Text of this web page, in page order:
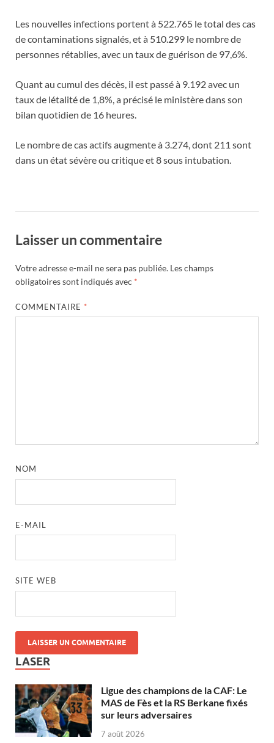
Les nouvelles infections portent à 522.765 le total des cas
de contaminations signalés, et à 510.299 le nombre de
personnes rétablies, avec un taux de guérison de 97,6%.
Quant au cumul des décès, il est passé à 9.192 avec un
taux de létalité de 1,8%, a précisé le ministère dans son
bilan quotidien de 16 heures.
Le nombre de cas actifs augmente à 3.274, dont 211 sont
dans un état sévère ou critique et 8 sous intubation.
Laisser un commentaire
Votre adresse e-mail ne sera pas publiée. Les champs
obligatoires sont indiqués avec *
COMMENTAIRE *
NOM
E-MAIL
SITE WEB
LASER
Ligue des champions de la CAF: Le
MAS de Fès et la RS Berkane fixés
sur leurs adversaires
7 août 2026